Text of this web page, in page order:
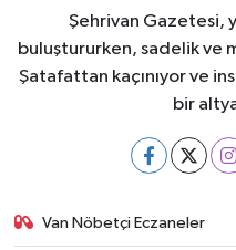
Şehrivan Gazetesi,
buluştururken, sadelik ve
Şatafattan kaçınıyor ve
bir
Van Nöbetçi Eczaneler